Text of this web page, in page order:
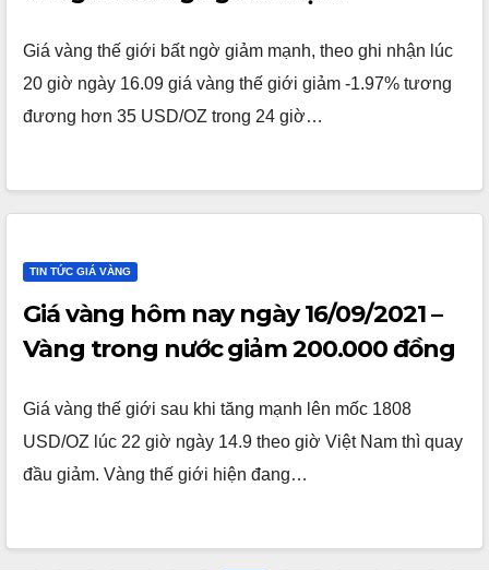
Giá vàng thế giới bất ngờ giảm mạnh, theo ghi nhận lúc
20 giờ ngày 16.09 giá vàng thế giới giảm -1.97% tương
đương hơn 35 USD/OZ trong 24 giờ…
TIN TỨC GIÁ VÀNG
Giá vàng hôm nay ngày 16/09/2021 –
Vàng trong nước giảm 200.000 đồng
Giá vàng thế giới sau khi tăng mạnh lên mốc 1808
USD/OZ lúc 22 giờ ngày 14.9 theo giờ Việt Nam thì quay
đầu giảm. Vàng thế giới hiện đang…